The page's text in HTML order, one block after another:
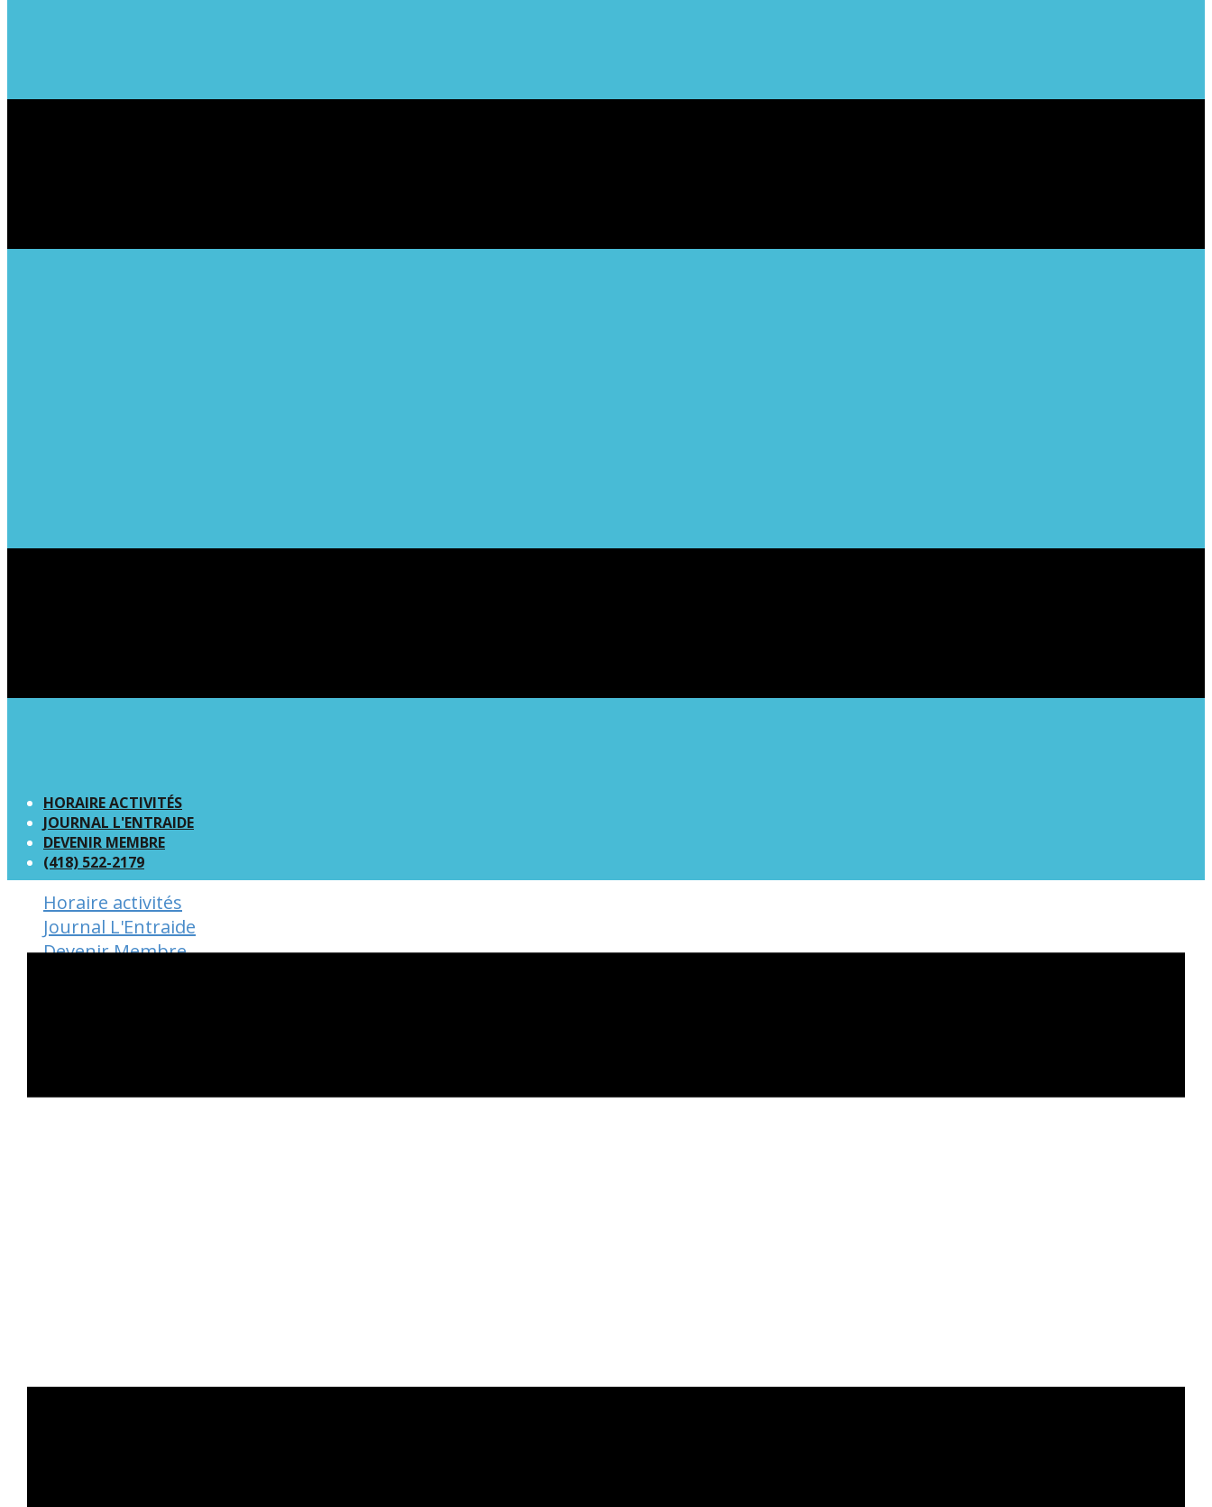
HORAIRE ACTIVITÉS
JOURNAL L'ENTRAIDE
DEVENIR MEMBRE
(418) 522-2179
Horaire activités
Journal L'Entraide
Devenir Membre